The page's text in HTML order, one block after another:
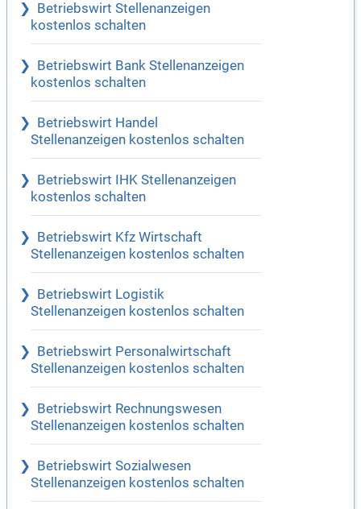
Betriebswirt Stellenanzeigen
kostenlos schalten
Betriebswirt Bank Stellenanzeigen
kostenlos schalten
Betriebswirt Handel
Stellenanzeigen kostenlos schalten
Betriebswirt IHK Stellenanzeigen
kostenlos schalten
Betriebswirt Kfz Wirtschaft
Stellenanzeigen kostenlos schalten
Betriebswirt Logistik
Stellenanzeigen kostenlos schalten
Betriebswirt Personalwirtschaft
Stellenanzeigen kostenlos schalten
Betriebswirt Rechnungswesen
Stellenanzeigen kostenlos schalten
Betriebswirt Sozialwesen
Stellenanzeigen kostenlos schalten